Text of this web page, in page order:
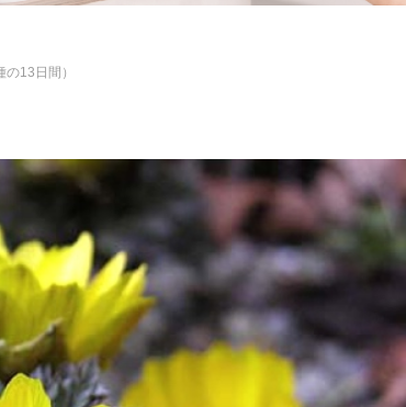
13日間）